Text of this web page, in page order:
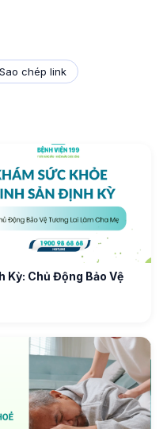
Sao chép link
Kỳ: Chủ Động Bảo Vệ